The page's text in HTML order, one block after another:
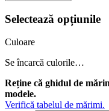
Selectează opțiunile
Culoare
Se încarcă culorile…
Reține că ghidul de
modele.
Verifică tabelul de mărimi.